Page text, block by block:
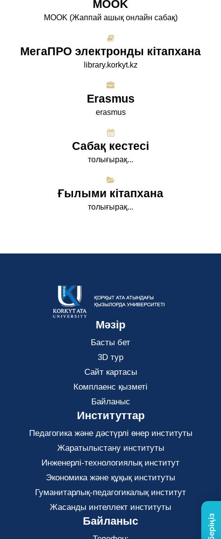
МООK
МООK (Жаппай ашық онлайн сабақ)
МегаПРО электронды кітапхана
library.korkyt.kz
Erasmus
erasmus
Сабақ кестесі
толығырақ...
Ғылыми кітапхана
толығырақ...
Мәзір
Басты бет
3D тур
Сайт картасы
Комплаенс қызметі
Байланыс
Институттар
Педагогика және дәстүрлі өнер институты
Жаратылыстану институты
Инженерлі-технологиялық институт
Экономика және құқық институты
Гуманитарлық-педагогикалық институт
Жасанды интеллект институты
Байланыс